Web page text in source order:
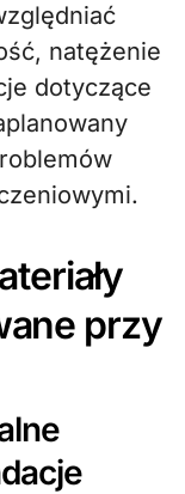
natężenie
dotyczące
przy